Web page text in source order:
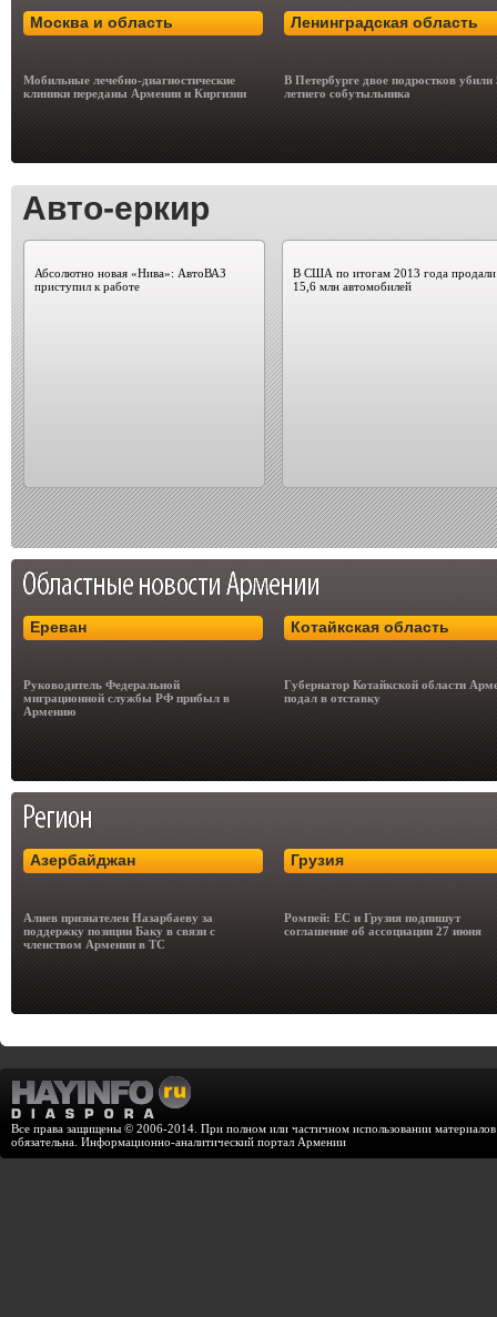
Москва и область
Мобильные лечебно-диагностические
клиники переданы Армении и Киргизии
Ленинградская область
В Петербурге двое подростков убили
летнего собутыльника
Авто-еркир
Абсолютно новая «Нива»: АвтоВАЗ
приступил к работе
В США по итогам 2013 года продали
15,6 млн автомобилей
Ереван
Руководитель Федеральной
миграционной службы РФ прибыл в
Армению
Котайкская область
Губернатор Котайкской области
подал в отставку
Азербайджан
Алиев признателен Назарбаеву за
поддержку позиции Баку в связи с
членством Армении в ТС
Грузия
Ромпей: ЕС и Грузия подпишут
соглашение об ассоциации 27 июня
Все права защищены © 2006-2014. При полном или частичном использовании
обязательна. Информационно-аналитический портал Армении